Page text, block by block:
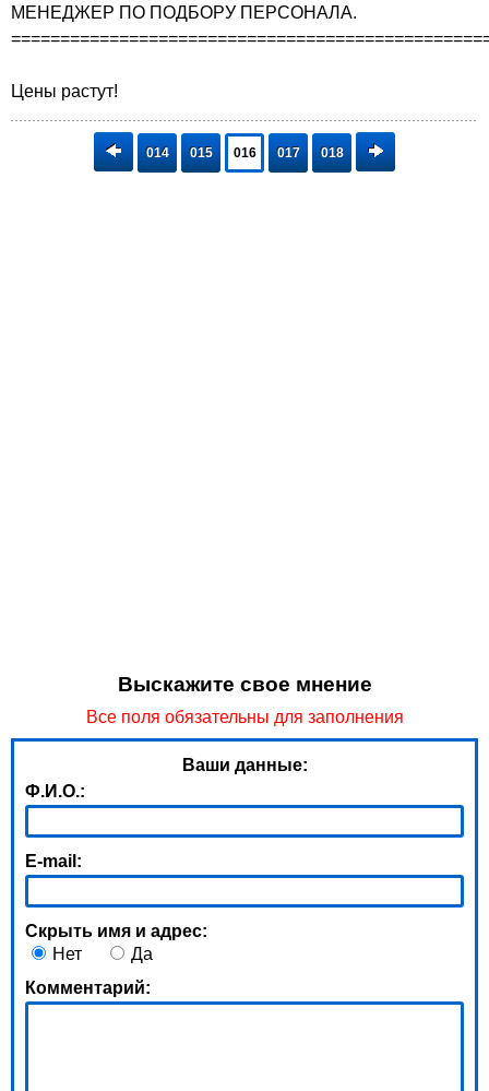
МЕНЕДЖЕР ПО ПОДБОРУ ПЕРСОНАЛА.
Цены растут!
014 015 016 017 018
Выскажите свое мнение
Все поля обязательны для заполнения
Ваши данные:
Ф.И.О.:
E-mail:
Скрыть имя и адрес:
Нет
Да
Комментарий: